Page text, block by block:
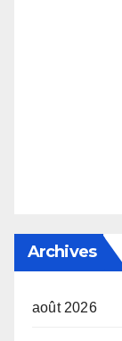
Archives
août 2026